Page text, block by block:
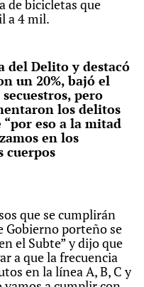
de bicicletas que
a 4 mil.
del Delito y destacó
un 20%, bajó el
pero
los delitos
eso a la mitad
en los
cuerpos
que se cumplirán
Gobierno porteño se
el Subte” y dijo que
a que la frecuencia
en la línea A, B, C y